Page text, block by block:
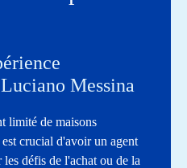
Messina
limité de maisons
crucial d'avoir un agent
défis de l'achat ou de la